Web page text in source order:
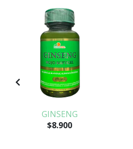
GINSENG
$8.900